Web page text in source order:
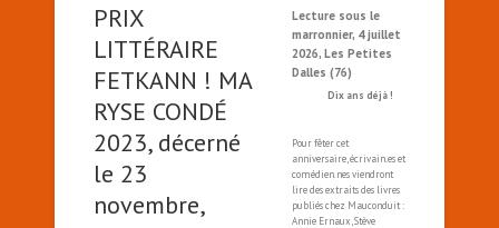
PRIX
LITTÉRAIRE
FETKANN ! MA
RYSE CONDÉ
2023, décerné
le 23
novembre,
Lecture sous le
marronnier, 4 juillet
2026, Les Petites
Dalles (76)
Dix ans déjà !
Pour fêter cet
anniversaire, écrivain.es et
comédien.nes viendront
lire des extraits des livres
publiés chez Mauconduit :
Annie Ernaux, Stève